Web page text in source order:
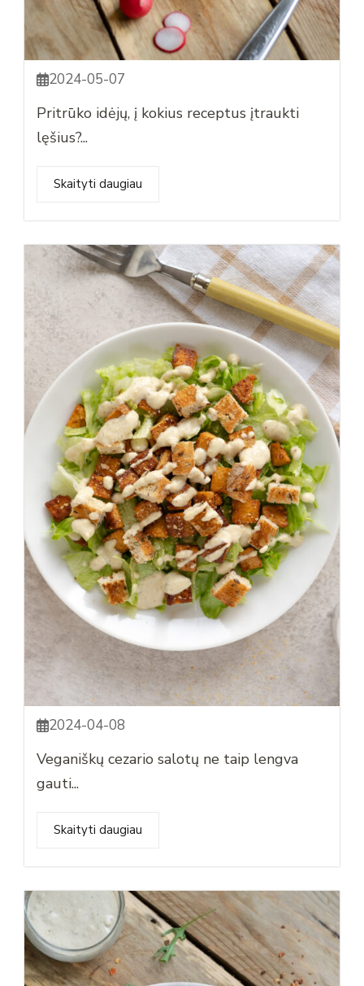
2024-05-07
Pritrūko idėjų, į kokius receptus įtraukti
lęšius?...
Skaityti daugiau
2024-04-08
Veganiškų cezario salotų ne taip lengva
gauti...
Skaityti daugiau